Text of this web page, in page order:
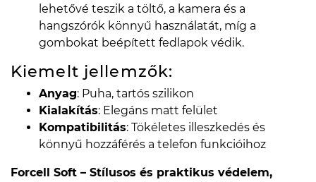
lehetővé teszik a töltő, a kamera és a
hangszórók könnyű használatát, míg a
gombokat beépített fedlapok védik.
Kiemelt jellemzők:
Anyag: Puha, tartós szilikon
Kialakítás: Elegáns matt felület
Kompatibilitás: Tökéletes illeszkedés és
könnyű hozzáférés a telefon funkcióihoz
Forcell Soft – Stílusos és praktikus védelem,